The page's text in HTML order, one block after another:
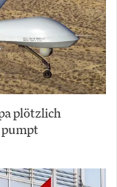
plötzlich